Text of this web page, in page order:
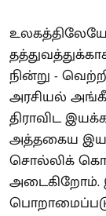
நின்று -
அரசியல்
திராவிட
அத்தகைய
சொல்லிக்
அடைகிறோம்.